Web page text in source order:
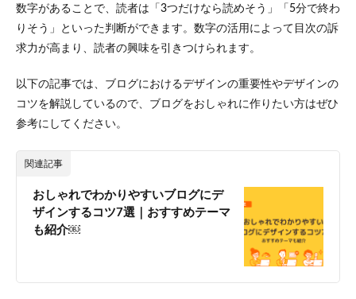
数字があることで、読者は「3つだけなら読めそう」「5分で終わ
りそう」といった判断ができます。数字の活用によって目次の訴
求力が高まり、読者の興味を引きつけられます。
以下の記事では、ブログにおけるデザインの重要性やデザインの
コツを解説しているので、ブログをおしゃれに作りたい方はぜひ
参考にしてください。
関連記事
おしゃれでわかりやすいブログにデ
ザインするコツ7選｜おすすめテーマ
も紹介￼